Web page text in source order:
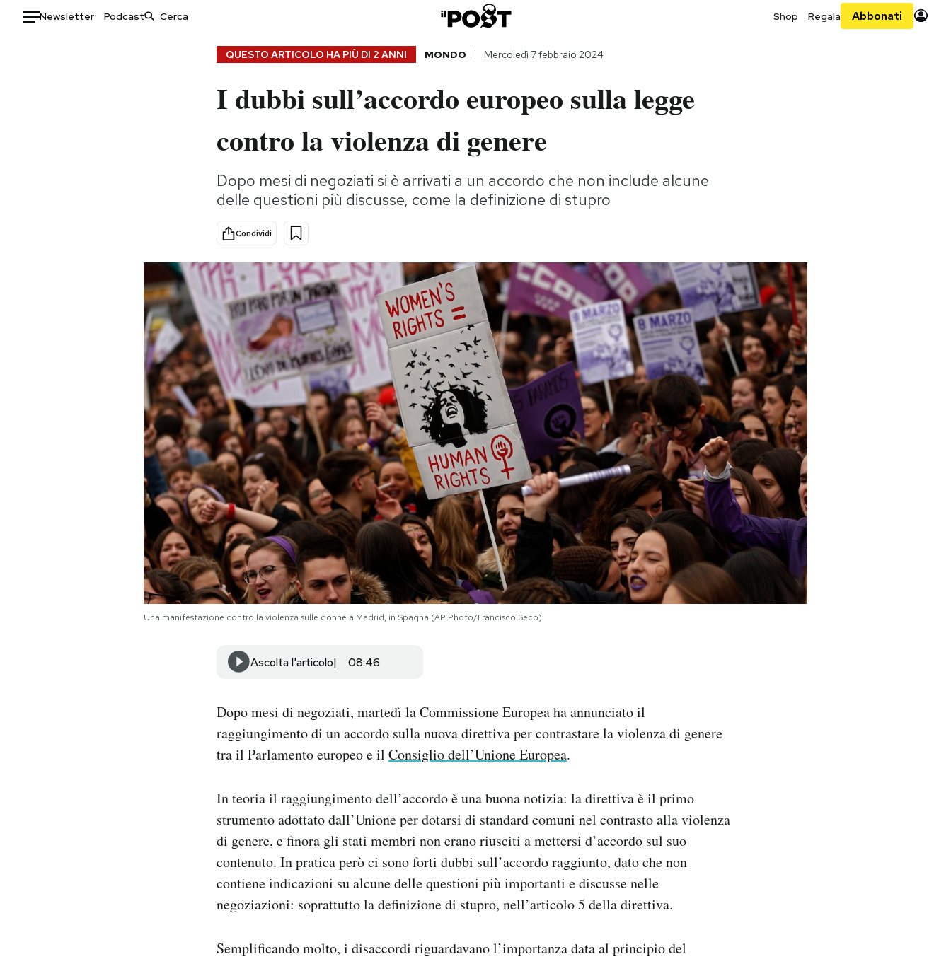
Newsletter Podcast Shop Regala Abbonati
Storie/Idee
Ok Boomer!
Altrecose
Mondiali calcio 2026
AREA PERSONALE
QUESTO ARTICOLO HA PIÙ DI 2 ANNI MONDO Mercoledì 7 febbraio 2024
I dubbi sull’accordo europeo sulla legge
contro la violenza di genere
Dopo mesi di negoziati si è arrivati a un accordo che non include alcune
delle questioni più discusse, come la definizione di stupro
Condividi
Una manifestazione contro la violenza sulle donne a Madrid, in Spagna (AP Photo/Francisco Seco)
Ascolta l'articolo 08:46
Dopo mesi di negoziati, martedì la Commissione Europea ha annunciato il
raggiungimento di un accordo sulla nuova direttiva per contrastare la violenza di genere
tra il Parlamento europeo e il Consiglio dell’Unione Europea.
In teoria il raggiungimento dell’accordo è una buona notizia: la direttiva è il primo
strumento adottato dall’Unione per dotarsi di standard comuni nel contrasto alla violenza
di genere, e finora gli stati membri non erano riusciti a mettersi d’accordo sul suo
contenuto. In pratica però ci sono forti dubbi sull’accordo raggiunto, dato che non
contiene indicazioni su alcune delle questioni più importanti e discusse nelle
negoziazioni: soprattutto la definizione di stupro, nell’articolo 5 della direttiva.
Semplificando molto, i disaccordi riguardavano l’importanza data al principio del